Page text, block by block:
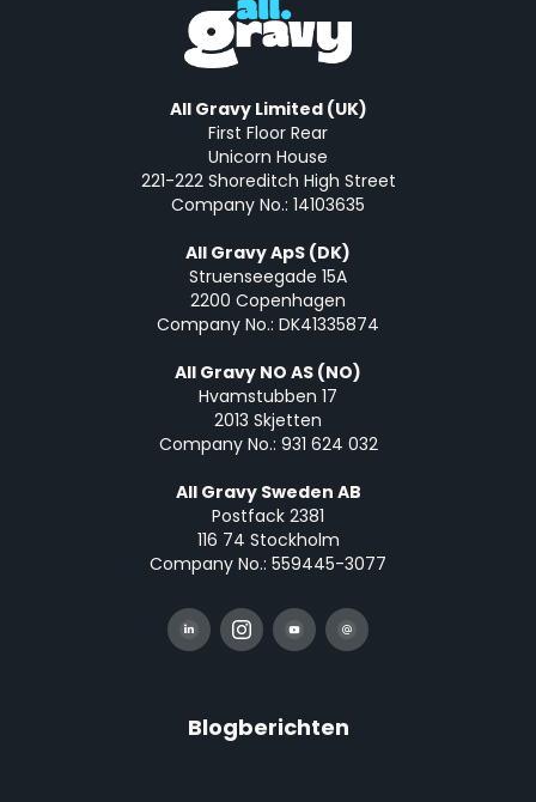
All Gravy Limited (UK)
First Floor Rear
Unicorn House
221-222 Shoreditch High Street
Company No.: 14103635
All Gravy ApS (DK)
Struenseegade 15A
2200 Copenhagen
Company No.: DK41335874
All Gravy NO AS (NO)
Hvamstubben 17
2013 Skjetten
Company No.: 931 624 032
All Gravy Sweden AB
Postfack 2381
116 74 Stockholm
Company No.: 559445-3077
Blogberichten